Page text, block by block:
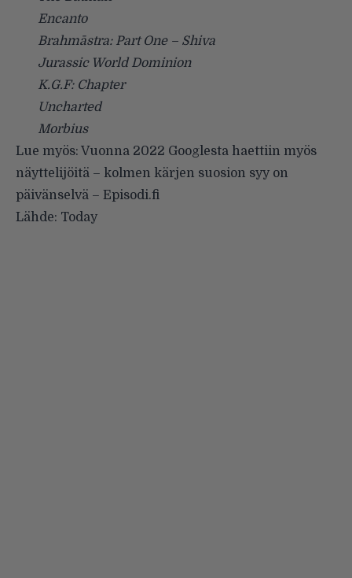
Encanto
Brahmāstra: Part One – Shiva
Jurassic World Dominion
K.G.F: Chapter
Uncharted
Morbius
Lue myös: Vuonna 2022 Googlesta haettiin myös
näyttelijöitä – kolmen kärjen suosion syy on
päivänselvä – Episodi.fi
Lähde: Today